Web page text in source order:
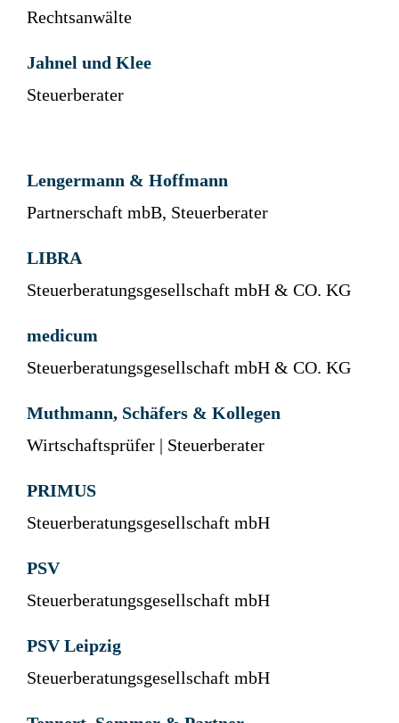
Rechtsanwälte
Jahnel und Klee
Steuerberater
Lengermann & Hoffmann
Partnerschaft mbB, Steuerberater
LIBRA
Steuerberatungsgesellschaft mbH & CO. KG
medicum
Steuerberatungsgesellschaft mbH & CO. KG
Muthmann, Schäfers & Kollegen
Wirtschaftsprüfer | Steuerberater
PRIMUS
Steuerberatungsgesellschaft mbH
PSV
Steuerberatungsgesellschaft mbH
PSV Leipzig
Steuerberatungsgesellschaft mbH